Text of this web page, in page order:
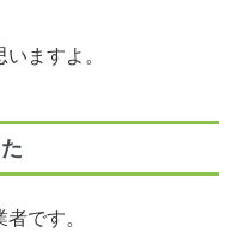
ますよ。
です。